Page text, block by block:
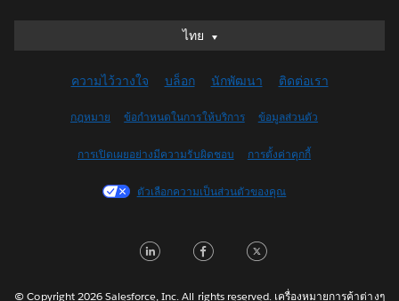
ไทย
ไทย
English (UK)
English (US)
Français (Canada)
Français (France)
한국어
ความไว้วางใจ บล็อก นักพัฒนา ติดต่อเรา
กฎหมาย ข้อกำหนดในการให้บริการ ข้อมูลส่วนตัว
การเปิดเผยอย่างมีความรับผิดชอบ การตั้งค่าคุกกี้
ตัวเลือกความเป็นส่วนตัวของคุณ
LinkedInFacebook
© Copyright 2026 Salesforce, Inc. All rights reserved. เครื่องหมายการค้าต่างๆ